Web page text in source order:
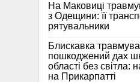
На Маковиці
з Одещини: її
рятувальники
Блискавка
пошкоджений дах
області без світла:
на Прикарпатті